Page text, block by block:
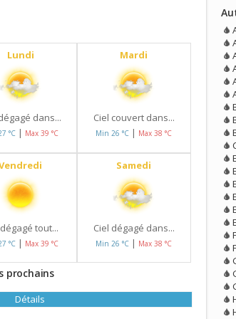
Lundi
dans...
°C | Max 39 °C
Mardi
Ciel couvert dans...
Min 26 °C | Max 38 °C
tout...
°C | Max 39 °C
Samedi
Ciel dégagé dans...
Min 26 °C | Max 38 °C
prochains
Détails